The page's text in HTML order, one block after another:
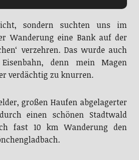
sondern suchten uns im
Wanderung eine Bank auf der
verzehren. Das wurde auch
denn mein Magen
verdächtig zu knurren.
einen schönen Stadtwald
fast 10 km Wanderung den